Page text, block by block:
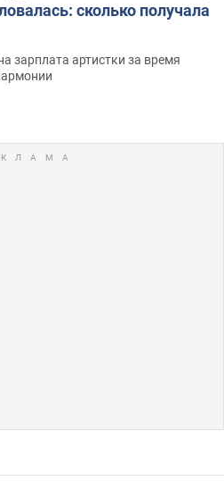
сколько получала
зарплата артистки за время